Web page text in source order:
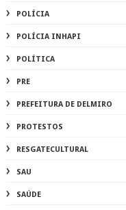
POLÍCIA
POLÍCIA INHAPI
POLÍTICA
PRE
PREFEITURA DE DELMIRO
PROTESTOS
RESGATECULTURAL
SAU
SAÚDE